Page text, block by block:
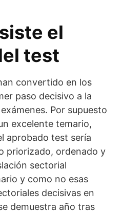
el
test
convertido en los
paso decisivo a la
Por supuesto
excelente temario,
aprobado test sería
priorizado, ordenado y
sectorial
y como no esas
decisivas en
demuestra año tras